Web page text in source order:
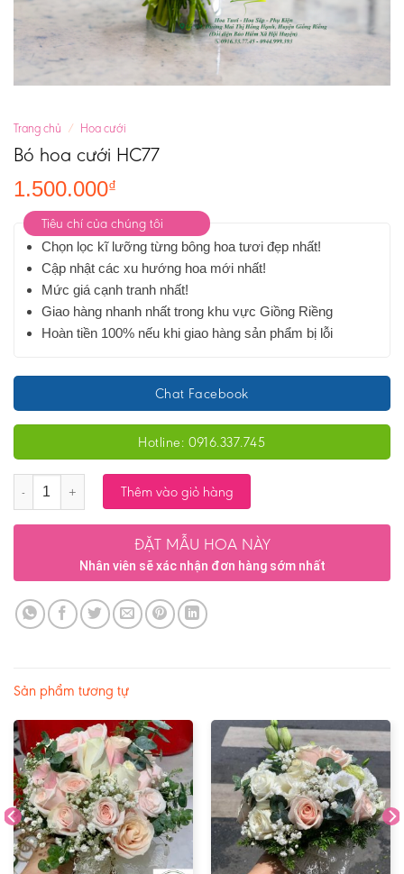
Trang chủ / Hoa cưới
Bó hoa cưới HC77
1.500.000₫
Tiêu chí của chúng tôi
Chọn lọc kĩ lưỡng từng bông hoa tươi đẹp nhất!
Cập nhật các xu hướng hoa mới nhất!
Mức giá cạnh tranh nhất!
Giao hàng nhanh nhất trong khu vực Giồng Riềng
Hoàn tiền 100% nếu khi giao hàng sản phẩm bị lỗi
Chat Facebook
Hotline: 0916.337.745
Số lượng Thêm vào giỏ hàng
ĐẶT MẪU HOA NÀY
Nhân viên sẽ xác nhận đơn hàng sớm nhất
Sản phẩm tương tự